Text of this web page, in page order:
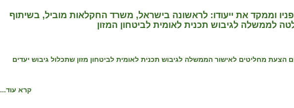
וממקד את ייעודו: לראשונה בישראל, משרד החקלאות מוביל, בשיתוף
לממשלה לגיבוש תכנית לאומית לביטחון המזון
הצעת מחליטים לאישור הממשלה לגיבוש תכנית לאומית לביטחון מזון שתכלול גיבוש יעדים
קרא עוד...